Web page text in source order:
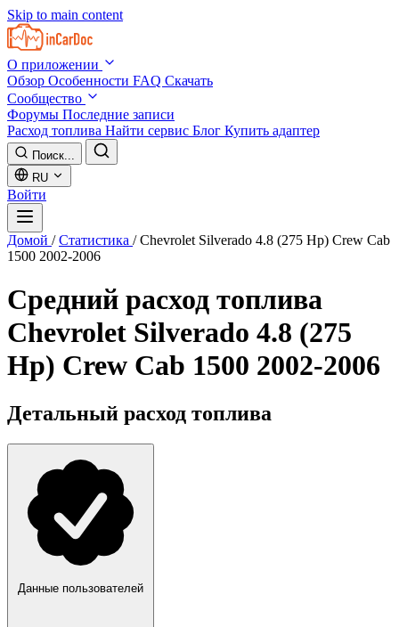
Skip to main content
О приложении
Обзор Особенности FAQ Скачать
Сообщество
Форумы Последние записи
Расход топлива Найти сервис Блог Купить адаптер
Поиск...
RU
Войти
Домой / Статистика / Chevrolet Silverado 4.8 (275 Hp) Crew Cab
1500 2002-2006
Средний расход топлива
Chevrolet Silverado 4.8 (275
Hp) Crew Cab 1500 2002-2006
Детальный расход топлива
Данные пользователей